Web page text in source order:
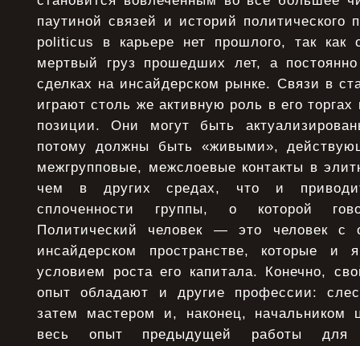
паутиной связей и историй политического
politicus в карьере нет прошлого, так как
мертвый груз прошедших лет, а
сделках на инсайдерском рынке. Связи в
играют столь же активную роль в его
позиции. Они могут быть
потому должны быть «живыми»,
межгрупповые, межслоевые контакты в
чем в других средах, что и
сплоченности группы, о которой
Политический человек — это человек
инсайдерском пространстве, которые и
условием роста его капитала. Конечно,
опыт обладают и другие профессии:
затем мастером и, наконец, начальником
весь опыт предыдущей работы для